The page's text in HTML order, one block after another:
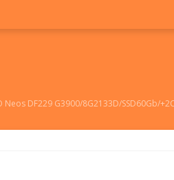
Neos DF229 G3900/8G2133D/SSD60Gb/